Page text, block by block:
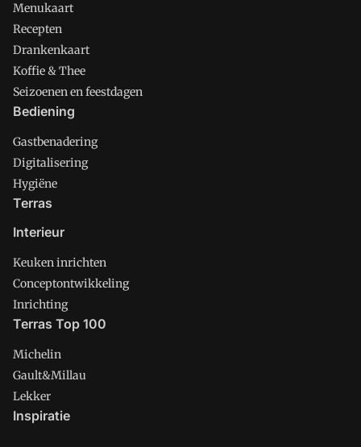
Menukaart
Recepten
Drankenkaart
Koffie & Thee
Seizoenen en feestdagen
Bediening
Gastbenadering
Digitalisering
Hygiëne
Terras
Interieur
Keuken inrichten
Conceptontwikkeling
Inrichting
Terras Top 100
Michelin
Gault&Millau
Lekker
Inspiratie